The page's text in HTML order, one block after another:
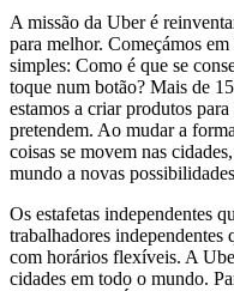
A missão da Uber é
para melhor. Começámos
simples: Como é que se
toque num botão? Mais de
estamos a criar produtos
pretendem. Ao mudar a
coisas se movem nas
mundo a novas
Os estafetas independentes
trabalhadores
com horários flexíveis. A
cidades em todo o mundo.